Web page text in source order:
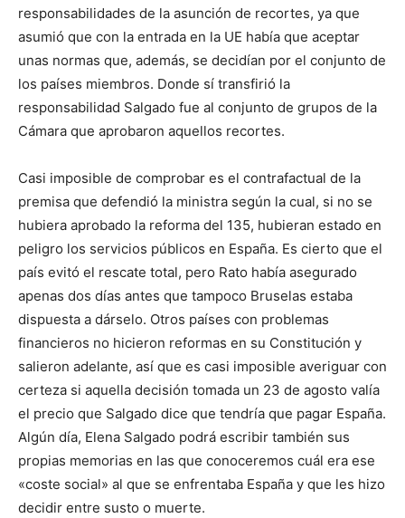
responsabilidades de la asunción de recortes, ya que
asumió que con la entrada en la UE había que aceptar
unas normas que, además, se decidían por el conjunto de
los países miembros. Donde sí transfirió la
responsabilidad Salgado fue al conjunto de grupos de la
Cámara que aprobaron aquellos recortes.
Casi imposible de comprobar es el contrafactual de la
premisa que defendió la ministra según la cual, si no se
hubiera aprobado la reforma del 135, hubieran estado en
peligro los servicios públicos en España. Es cierto que el
país evitó el rescate total, pero Rato había asegurado
apenas dos días antes que tampoco Bruselas estaba
dispuesta a dárselo. Otros países con problemas
financieros no hicieron reformas en su Constitución y
salieron adelante, así que es casi imposible averiguar con
certeza si aquella decisión tomada un 23 de agosto valía
el precio que Salgado dice que tendría que pagar España.
Algún día, Elena Salgado podrá escribir también sus
propias memorias en las que conoceremos cuál era ese
«coste social» al que se enfrentaba España y que les hizo
decidir entre susto o muerte.